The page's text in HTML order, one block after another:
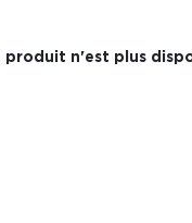
produit n'est plus